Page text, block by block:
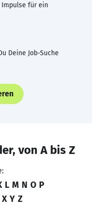
für ein
Deine Job-Suche
von A bis Z
L M N O P
X Y Z